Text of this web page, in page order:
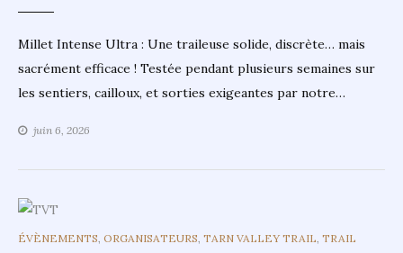
Millet Intense Ultra : Une traileuse solide, discrète… mais
sacrément efficace ! Testée pendant plusieurs semaines sur
les sentiers, cailloux, et sorties exigeantes par notre…
juin 6, 2026
CATEGORIES
ÉVÈNEMENTS ORGANISATEURS TARN VALLEY TRAIL TRAIL